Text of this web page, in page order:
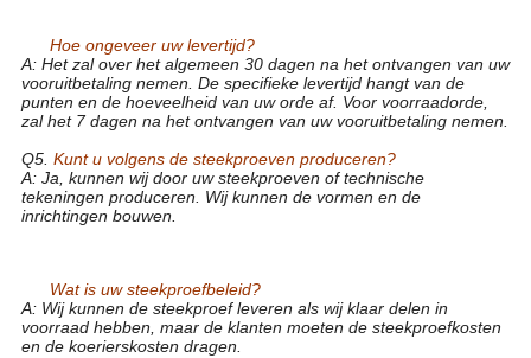
Hoe ongeveer uw levertijd?
A: Het zal over het algemeen 30 dagen na het ontvangen van uw
vooruitbetaling nemen. De specifieke levertijd hangt van de
punten en de hoeveelheid van uw orde af. Voor voorraadorde,
zal het 7 dagen na het ontvangen van uw vooruitbetaling nemen.
Q5. Kunt u volgens de steekproeven produceren?
A: Ja, kunnen wij door uw steekproeven of technische
tekeningen produceren. Wij kunnen de vormen en de
inrichtingen bouwen.
Wat is uw steekproefbeleid?
A: Wij kunnen de steekproef leveren als wij klaar delen in
voorraad hebben, maar de klanten moeten de steekproefkosten
en de koerierskosten dragen.